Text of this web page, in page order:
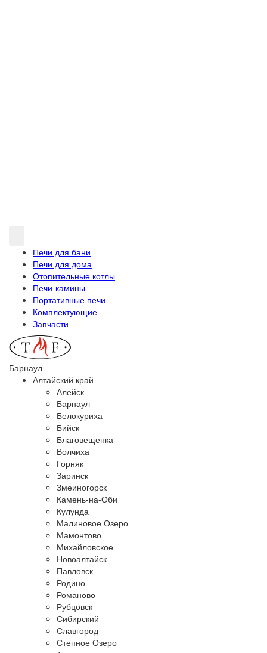
Печи для бани
Печи для дома
Отопительные котлы
Печи-камины
Портативные печи
Комплектующие
Запчасти
Барнаул
Алтайский край
Алейск
Барнаул
Белокуриха
Бийск
Благовещенка
Волчиха
Горняк
Заринск
Змеиногорск
Камень-на-Оби
Кулунда
Малиновое Озеро
Мамонтово
Михайловское
Новоалтайск
Павловск
Родино
Романово
Рубцовск
Сибирский
Славгород
Степное Озеро